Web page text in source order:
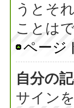
うとそ
ことは
ページ
自分の
サイン